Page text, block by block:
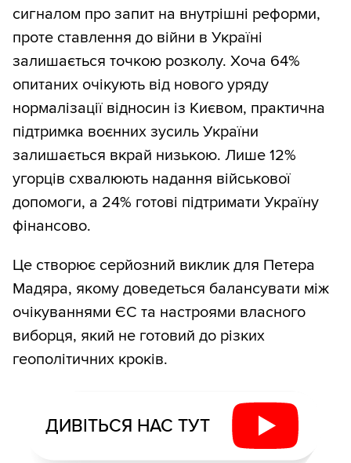
сигналом про запит на внутрішні реформи,
проте ставлення до війни в Україні
залишається точкою розколу. Хоча 64%
опитаних очікують від нового уряду
нормалізації відносин із Києвом, практична
підтримка воєнних зусиль України
залишається вкрай низькою. Лише 12%
угорців схвалюють надання військової
допомоги, а 24% готові підтримати Україну
фінансово.
Це створює серйозний виклик для Петера
Мадяра, якому доведеться балансувати між
очікуваннями ЄС та настроями власного
виборця, який не готовий до різких
геополітичних кроків.
ДИВІТЬСЯ НАС ТУТ